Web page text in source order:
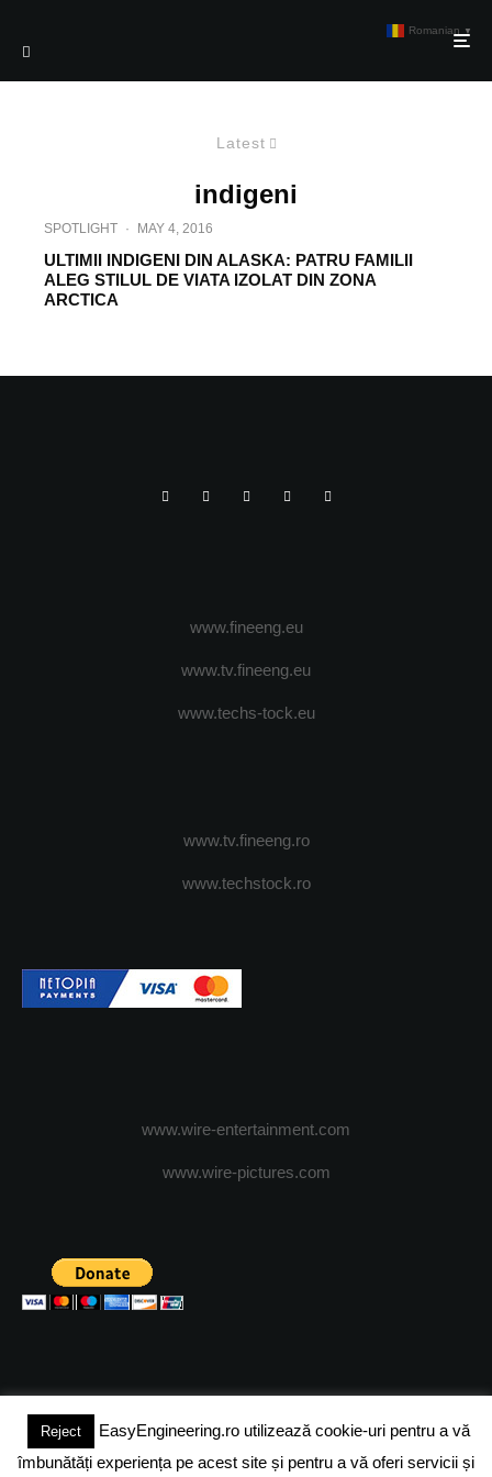
Latest
indigeni
SPOTLIGHT · MAY 4, 2016
ULTIMII INDIGENI DIN ALASKA: PATRU FAMILII
ALEG STILUL DE VIATA IZOLAT DIN ZONA
ARCTICA
www.fineeng.eu
www.tv.fineeng.eu
www.techs-tock.eu
www.tv.fineeng.ro
www.techstock.ro
www.wire-entertainment.com
www.wire-pictures.com
(c) 2024 - FineEngineeringMagazine. All rights reserved.
Reject
EasyEngineering.ro utilizează cookie-uri pentru a vă
îmbunătăți experiența pe acest site și pentru a vă oferi servicii și
Romanian ▼